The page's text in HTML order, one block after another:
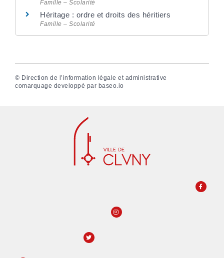
Famille – Scolarité
Héritage : ordre et droits des héritiers
Famille – Scolarité
© Direction de l’information légale et administrative
comarquage developpé par baseo.io